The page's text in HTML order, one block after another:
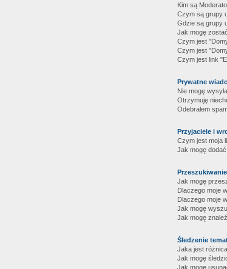
Kim są
Czym są grupy
Gdzie są grupy
Jak mogę
Czym jest
Czym jest
Czym jest link
Prywatne
Nie mogę
Otrzymuję
Odebrałem
Przyjaciele i
Czym jest moja
Jak mogę
Jak mogę
Dlaczego moje
Dlaczego moje
Jak mogę
Jak mogę
Śledzenie
Jaka jest
Jak mogę
Jak mogę